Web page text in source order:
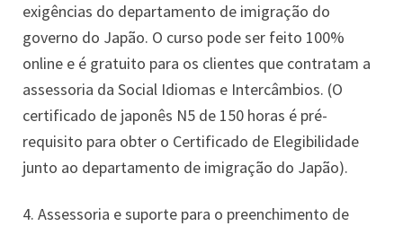
exigências do departamento de imigração do
governo do Japão. O curso pode ser feito 100%
online e é gratuito para os clientes que contratam a
assessoria da Social Idiomas e Intercâmbios. (O
certificado de japonês N5 de 150 horas é pré-
requisito para obter o Certificado de Elegibilidade
junto ao departamento de imigração do Japão).
4. Assessoria e suporte para o preenchimento de